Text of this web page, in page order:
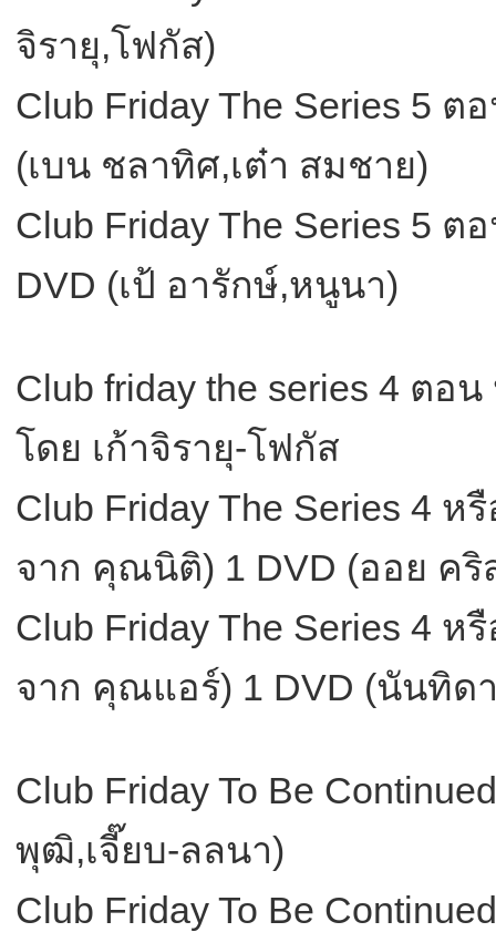
จิรายุ,โฟกัส)
Club Friday The Series 5
(เบน ชลาทิศ,เต๋า สมชาย)
Club Friday The Series 5
DVD (เป้ อารักษ์,หนูนา)
Club friday the series 4 ต
โดย เก้าจิรายุ-โฟกัส
Club Friday The Series 4 ห
จาก คุณนิติ) 1 DVD (ออย คริ
Club Friday The Series 4 ห
จาก คุณแอร์) 1 DVD (นันทิด
Club Friday To Be
พุฒิ,เจี๊ยบ-ลลนา)
Club Friday To Be